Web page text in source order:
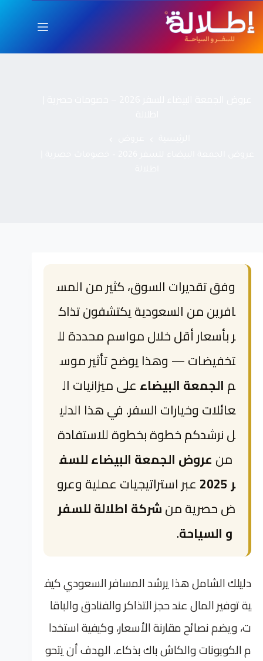
وفق تقديرات السوق، كثير من المس
افرين من السعودية يكتشفون تذاك
ر بأسعار أقل خلال مواسم محددة لل
تخفيضات — وهذا يوضح تأثير موس
م الجمعة البيضاء على ميزانيات ال
عائلات وخيارات السفر. في هذا الدلي
ل نرشدكم خطوة بخطوة للاستفادة
من عروض الجمعة البيضاء للسف
ر 2025
عبر استراتيجيات عملية وعرو
ض حصرية منشركة اطلالة للسفر
و السياحة.
دليلك الشامل هذا يرشد المسافر السعودي كيف
ية توفير المال عند حجز التذاكر والفنادق والباقا
ت، ويضم نصائح مقارنة الأسعار، وكيفية استخدا
م الكوبونات والكاش باك بذكاء. الهدف أن يتحو